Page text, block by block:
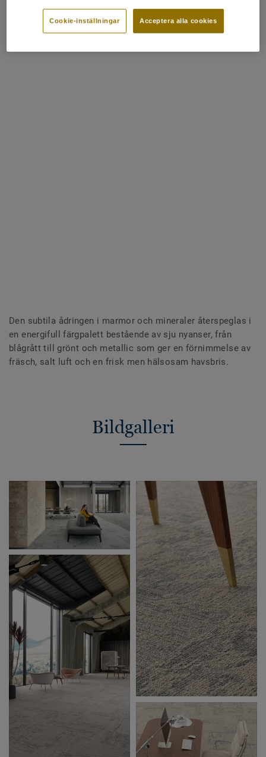
kommer och går. Jag känner mig så liten där jag står
med stadig mark under fötterna. Ljudet av vågorna
gör mig lugn.
Den subtila ådringen i marmor och mineraler återspeglas i
en energifull färgpalett bestående av sju nyanser, från
blågrått till grönt och metallic som ger en förnimmelse av
fräsch, salt luft och en frisk men hälsosam havsbris.
Bildgalleri
Acceptera alla cookies
Cookie-inställningar